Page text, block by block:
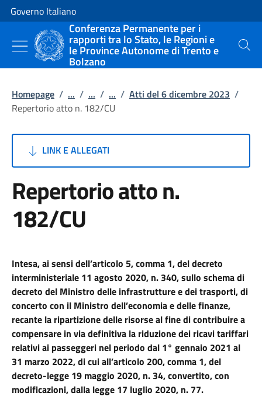
Vai al contenuto
Vai alla navigazione del sito
Governo Italiano
Conferenza Permanente per i
rapporti tra lo Stato, le Regioni e
le Province Autonome di Trento e
Bolzano
Cerca
Homepage / ... / ... / ... / Atti del 6 dicembre 2023 /
Repertorio atto n. 182/CU
LINK E ALLEGATI
Repertorio atto n.
182/CU
Intesa,ai sensidell’articolo 5, comma 1,del decreto
interministeriale 11 agosto 2020, n. 340,sullo schema di
decreto del Ministro delle infrastrutture e dei trasporti, di
concerto con il Ministro dell’economia e delle finanze,
recante la ripartizione delle risorse al fine di contribuire a
compensare in via definitiva la riduzione dei ricavi tariffari
relativi ai passeggeri nel periodo dal 1° gennaio 2021 al
31 marzo 2022, di cui all’articolo 200, comma 1, del
decreto-legge 19 maggio 2020, n. 34, convertito, con
modificazioni, dalla legge 17 luglio 2020, n. 77.